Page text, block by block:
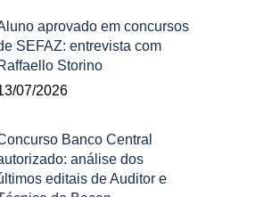
aprovado em concursos
SEFAZ: entrevista com
Storino
07/2026
Banco Central
análise dos
editais de Auditor e